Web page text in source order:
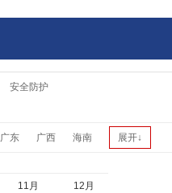
安全防护
广东 广西 海南 展开↓
11月 12月